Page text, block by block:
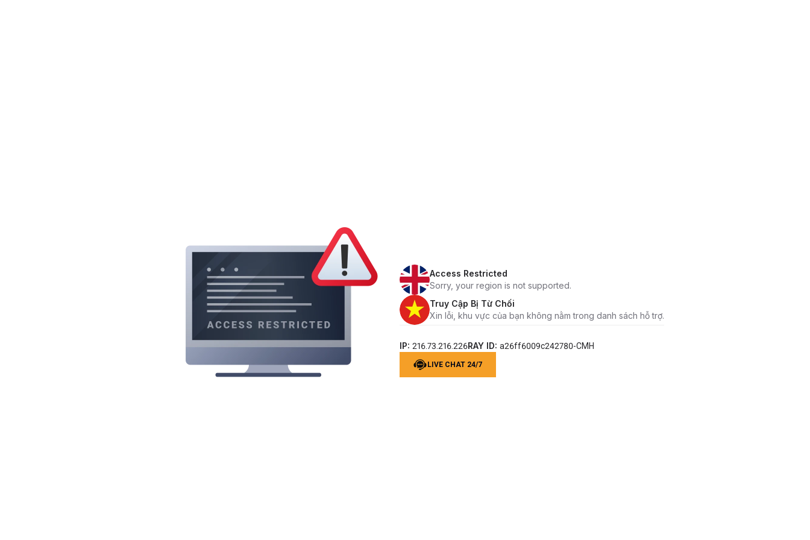
Access Restricted
Sorry, your region is not supported.
Truy Cập Bị Từ Chối
Xin lỗi, khu vực của bạn không nằm trong danh sách hỗ trợ.
IP: 216.73.216.226RAY ID: a26ff6009c242780-CMH
LIVE CHAT 24/7